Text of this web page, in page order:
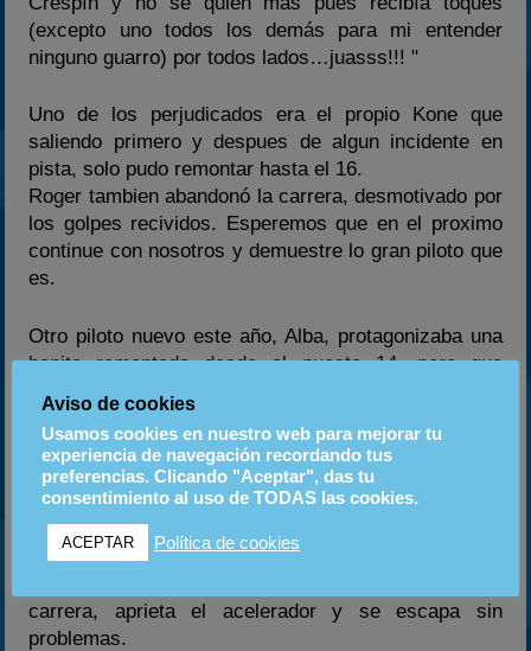
(excepto uno todos los demás para mi entender
ninguno guarro) por todos lados…juasss!!! "
Uno de los perjudicados era el propio Kone que
saliendo primero y despues de algun incidente en
pista, solo pudo remontar hasta el 16.
Roger tambien abandonó la carrera, desmotivado por
los golpes recividos. Esperemos que en el proximo
continue con nosotros y demuestre lo gran piloto que
es.
Otro piloto nuevo este año, Alba, protagonizaba una
bonita remontada desde el puesto 14, pero que
al llegar a la meta.
FINAL A
Podio para Lligadas, Axel y Crash.
Otro ejemplo más de pilotaje y control de la carrera
por parte de Lligadas, que despues de intentar de
carrera, aprieta el acelerador y se escapa sin
problemas.
Aviso de cookies
Usamos cookies en nuestro web para mejorar tu
experiencia de navegación recordando tus
preferencias. Clicando "Aceptar", das tu
consentimiento al uso de TODAS las cookies.
ACEPTAR Política de cookies